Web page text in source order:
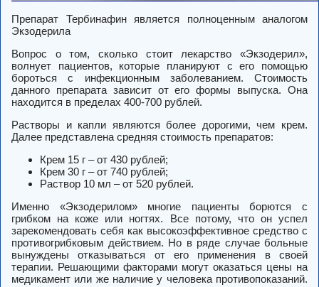
Препарат Тербинафин является полноценным аналогом
Экзодерила
Вопрос о том, сколько стоит лекарство «Экзодерил»,
волнует пациентов, которые планируют с его помощью
бороться с инфекционным заболеванием. Стоимость
данного препарата зависит от его формы выпуска. Она
находится в пределах 400-700 рублей.
Растворы и капли являются более дорогими, чем крем.
Далее представлена средняя стоимость препаратов:
Крем 15 г – от 430 рублей;
Крем 30 г – от 740 рублей;
Раствор 10 мл – от 520 рублей.
Именно «Экзодерилом» многие пациенты борются с
грибком на коже или ногтях. Все потому, что он успел
зарекомендовать себя как высокоэффективное средство с
противогрибковым действием. Но в ряде случае больные
вынуждены отказываться от его применения в своей
терапии. Решающими факторами могут оказаться цены на
медикамент или же наличие у человека противопоказаний.